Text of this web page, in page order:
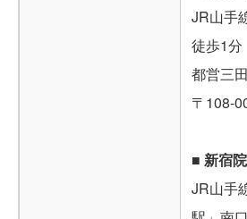
JR山手
徒歩1分
都営三
〒108-
■ 新宿院
JR山手